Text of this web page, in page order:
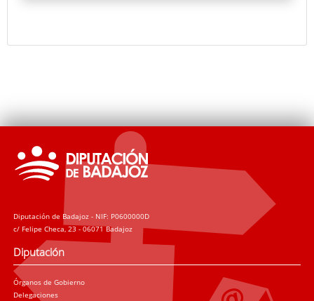
Diputación de Badajoz - NIF: P0600000D
c/ Felipe Checa, 23 - 06071 Badajoz
Diputación
Órganos de Gobierno
Delegaciones